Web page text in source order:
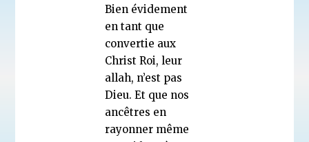
Bien évidement
en tant que
convertie aux
Christ Roi, leur
allah, n’est pas
Dieu. Et que nos
ancêtres en
rayonner même